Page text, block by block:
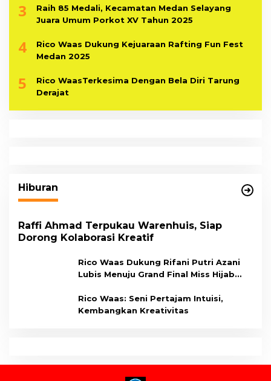
3
Raih 85 Medali, Kecamatan Medan Selayang
Juara Umum Porkot XV Tahun 2025
4
Rico Waas Dukung Kejuaraan Rafting Fun Fest
Medan 2025
5
Rico WaasTerkesima Dengan Bela Diri Tarung
Derajat
Hiburan
Raffi Ahmad Terpukau Warenhuis, Siap
Dorong Kolaborasi Kreatif
Rico Waas Dukung Rifani Putri Azani
Lubis Menuju Grand Final Miss Hijab
Rico Waas: Seni Pertajam Intuisi,
Kembangkan Kreativitas